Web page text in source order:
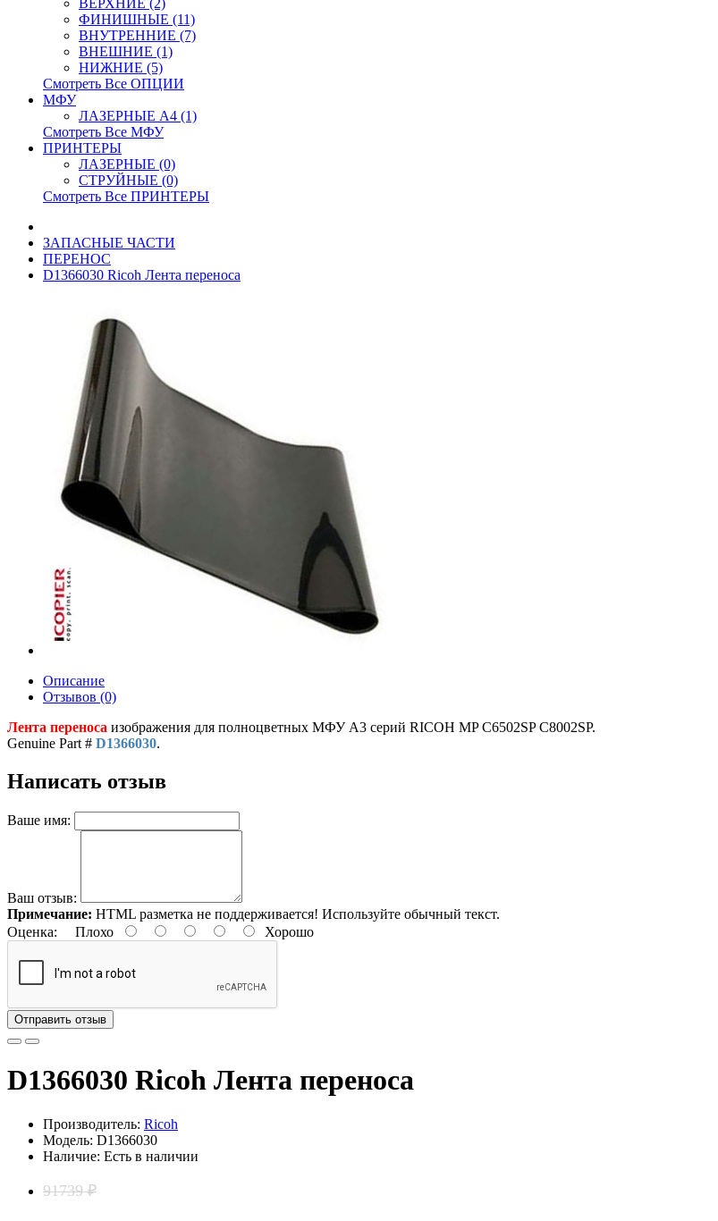
ВЕРХНИЕ (2)
ФИНИШНЫЕ (11)
ВНУТРЕННИЕ (7)
ВНЕШНИЕ (1)
НИЖНИЕ (5)
Смотреть Все ОПЦИИ
МФУ
ЛАЗЕРНЫЕ A4 (1)
Смотреть Все МФУ
ПРИНТЕРЫ
ЛАЗЕРНЫЕ (0)
СТРУЙНЫЕ (0)
Смотреть Все ПРИНТЕРЫ
ЗАПАСНЫЕ ЧАСТИ
ПЕРЕНОС
D1366030 Ricoh Лента переноса
Описание
Отзывов (0)
Лента переноса изображения для полноцветных МФУ A3 серий RICOH MP C6502SP C8002SP.
Genuine Part # D1366030.
Написать отзыв
Ваше имя:
Ваш отзыв:
Примечание: HTML разметка не поддерживается! Используйте обычный текст.
Оценка: Плохо Хорошо
Отправить отзыв
D1366030 Ricoh Лента переноса
Производитель: Ricoh
Модель: D1366030
Наличие: Есть в наличии
91739 ₽